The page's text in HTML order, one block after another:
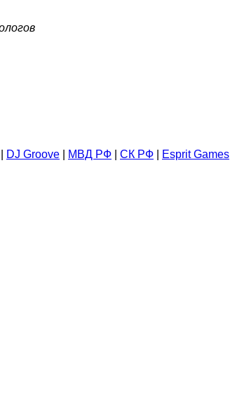
DJ Groove МВД РФ СК РФ Esprit Games